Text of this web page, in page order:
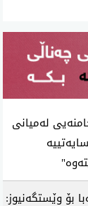
له‌میانی‌
بۆ وێستگەنیوز: